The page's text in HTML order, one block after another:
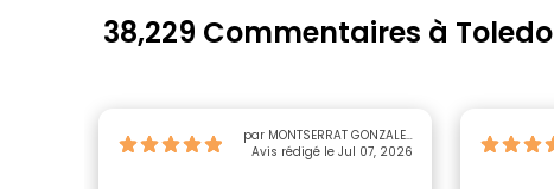
38,229 Commentaires à Toledo
par MONTSERRAT GONZALEZ
FALCO
Avis rédigé le Jul 07, 2026